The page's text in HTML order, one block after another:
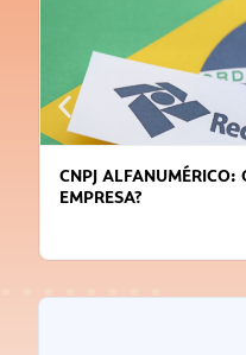
PARA QUEM JÁ TEM